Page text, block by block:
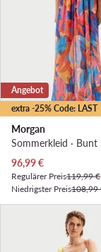
extra -25% Code: LAST
Angebot
Morgan
Sommerkleid · Bunt
Aktueller Preis
96,99€
Regulärer Preis119,99 €
Niedrigster Preis108,99